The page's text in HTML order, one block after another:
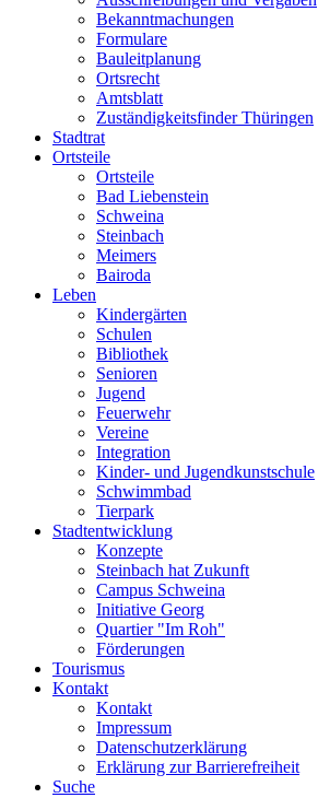
Bekanntmachungen
Formulare
Bauleitplanung
Ortsrecht
Amtsblatt
Zuständigkeitsfinder Thüringen
Stadtrat
Ortsteile
Ortsteile
Bad Liebenstein
Schweina
Steinbach
Meimers
Bairoda
Leben
Kindergärten
Schulen
Bibliothek
Senioren
Jugend
Feuerwehr
Vereine
Integration
Kinder- und Jugendkunstschule
Schwimmbad
Tierpark
Stadtentwicklung
Konzepte
Steinbach hat Zukunft
Campus Schweina
Initiative Georg
Quartier "Im Roh"
Förderungen
Tourismus
Kontakt
Kontakt
Impressum
Datenschutzerklärung
Erklärung zur Barrierefreiheit
Suche